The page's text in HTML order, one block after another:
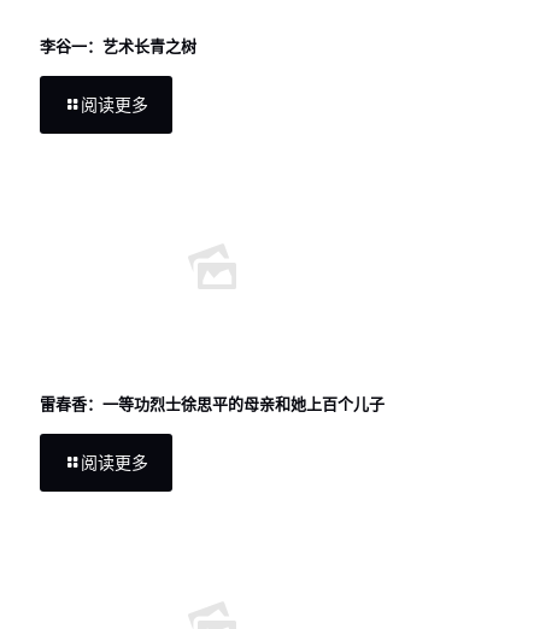
李谷一：艺术长青之树
阅读更多
雷春香：一等功烈士徐思平的母亲和她上百个儿子
阅读更多